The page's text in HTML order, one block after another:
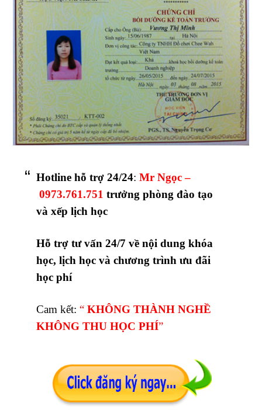
Hotline hỗ trợ 24/24:Mr Ngọc –
0973.761.751 trưởng phòng đào tạo
và xếp lịch học
Hỗ trợ tư vấn 24/7 về nội dung khóa
học, lịch học và chương trình ưu đãi
học phí
Cam kết: “ KHÔNG THÀNH NGHỀ
KHÔNG THU HỌC PHÍ”